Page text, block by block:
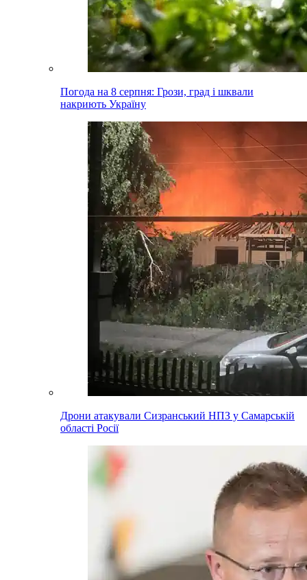
Погода на 8 серпня: Грози, град і шквали
накриють Україну
Дрони атакували Сизранський НПЗ у Самарській
області Росії